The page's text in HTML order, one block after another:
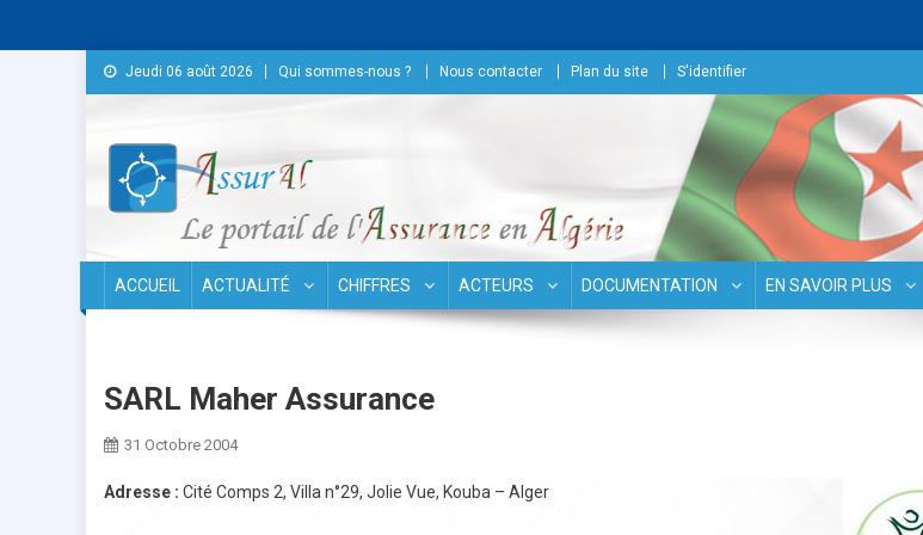
Skip to content
Jeudi 06 août 2026 Qui sommes-nous ? Nous contacter Plan du site S'identifier
Conseil National des Assurances
ACCUEIL ACTUALITÉ CHIFFRES ACTEURS DOCUMENTATION EN SAVOIR PLUS
SARL Maher Assurance
31 Octobre 2004
Adresse : Cité Comps 2, Villa n°29, Jolie Vue, Kouba – Alger